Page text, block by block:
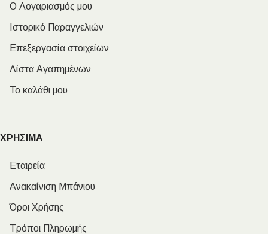
Ο Λογαριασμός μου
Ιστορικό Παραγγελιών
Επεξεργασία στοιχείων
Λίστα Αγαπημένων
Το καλάθι μου
ΧΡΗΣΙΜΑ
Εταιρεία
Ανακαίνιση Μπάνιου
Όροι Χρήσης
Τρόποι Πληρωμής